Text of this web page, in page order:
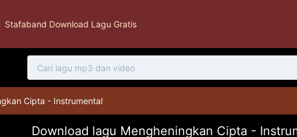
Stafaband Download Lagu Gratis
Cipta - Instrumental
Download lagu Mengheningkan Cipta -